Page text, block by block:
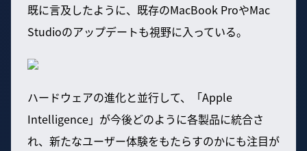
既に言及したように、既存のMacBook ProやMac
Studioのアップデートも視野に入っている。
ハードウェアの進化と並行して、「Apple
Intelligence」が今後どのように各製品に統合さ
れ、新たなユーザー体験をもたらすのかにも注目が